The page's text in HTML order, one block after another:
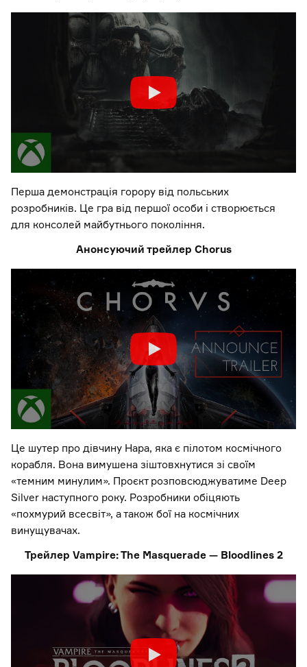
Перша демонстрація горору від польських
розробників. Це гра від першої особи і створюється
для консолей майбутнього покоління.
Анонсуючий трейлер Chorus
Це шутер про дівчину Нара, яка є пілотом космічного
корабля. Вона вимушена зіштовхнутися зі своїм
«темним минулим». Проєкт розповсюджуватиме Deep
Silver наступного року. Розробники обіцяють
«похмурий всесвіт», а також бої на космічних
винущувачах.
Трейлер Vampire: The Masquerade — Bloodlines 2